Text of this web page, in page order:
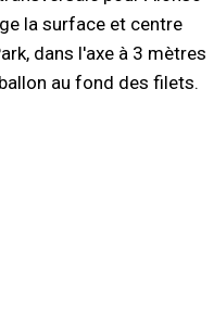
la surface et centre
dans l'axe à 3 mètres
au fond des filets.